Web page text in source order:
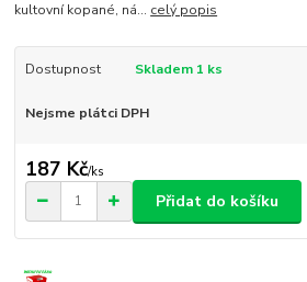
kultovní kopané, ná... celý popis
Dostupnost Skladem 1 ks
Nejsme plátci DPH
187 Kč/ks
Přidat do košíku